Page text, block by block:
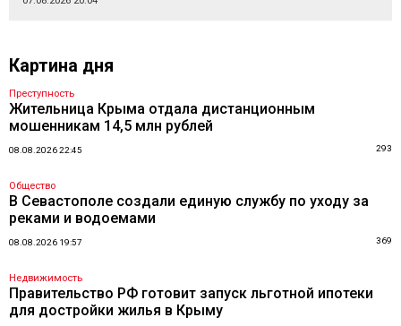
Картина дня
Преступность
Жительница Крыма отдала дистанционным
мошенникам 14,5 млн рублей
08.08.2026 22:45 293
Общество
В Севастополе создали единую службу по уходу за
реками и водоемами
08.08.2026 19:57 369
Недвижимость
Правительство РФ готовит запуск льготной ипотеки
для достройки жилья в Крыму